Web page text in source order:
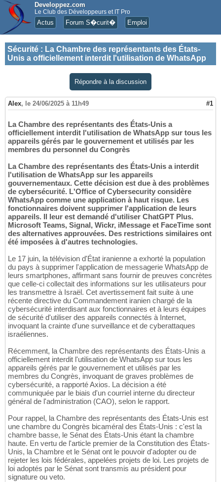
Developpez.com
Le Club des Développeurs et IT Pro
Actus Forum S�curit� Emploi
Sécurité : La Chambre des représentants des États-
Unis a officiellement interdit l'utilisation de WhatsApp
Répondre à la discussion
Alex, le 24/06/2025 à 11h49 #1
La Chambre des représentants des États-Unis a
officiellement interdit l'utilisation de WhatsApp sur tous les
appareils gérés par le gouvernement et utilisés par les
membres du personnel du Congrès
La Chambre des représentants des États-Unis a interdit
l'utilisation de WhatsApp sur les appareils
gouvernementaux. Cette décision est due à des problèmes
de cybersécurité. L'Office of Cybersecurity considère
WhatsApp comme une application à haut risque. Les
fonctionnaires doivent supprimer l'application de leurs
appareils. Il leur est demandé d'utiliser ChatGPT Plus.
Microsoft Teams, Signal, Wickr, iMessage et FaceTime sont
des alternatives approuvées. Des restrictions similaires ont
été imposées à d'autres technologies.
Le 17 juin, la télévision d'État iranienne a exhorté la population
du pays à supprimer l'application de messagerie WhatsApp de
leurs smartphones, affirmant sans fournir de preuves concrètes
que celle-ci collectait des informations sur les utilisateurs pour
les transmettre à Israël. Cet avertissement fait suite à une
récente directive du Commandement iranien chargé de la
cybersécurité interdisant aux fonctionnaires et à leurs équipes
de sécurité d'utiliser des appareils connectés à Internet,
invoquant la crainte d'une surveillance et de cyberattaques
israéliennes.
Récemment, la Chambre des représentants des États-Unis a
officiellement interdit l'utilisation de WhatsApp sur tous les
appareils gérés par le gouvernement et utilisés par les
membres du Congrès, invoquant de graves problèmes de
cybersécurité, a rapporté Axios. La décision a été
communiquée par le biais d'un courriel interne du directeur
général de l'administration (CAO), selon le rapport.
Pour rappel, la Chambre des représentants des États-Unis est
une chambre du Congrès bicaméral des États-Unis : c'est la
chambre basse, le Sénat des États-Unis étant la chambre
haute. En vertu de l'article premier de la Constitution des États-
Unis, la Chambre et le Sénat ont le pouvoir d'adopter ou de
rejeter les lois fédérales, appelées projets de loi. Les projets de
loi adoptés par le Sénat sont transmis au président pour
signature ou veto.